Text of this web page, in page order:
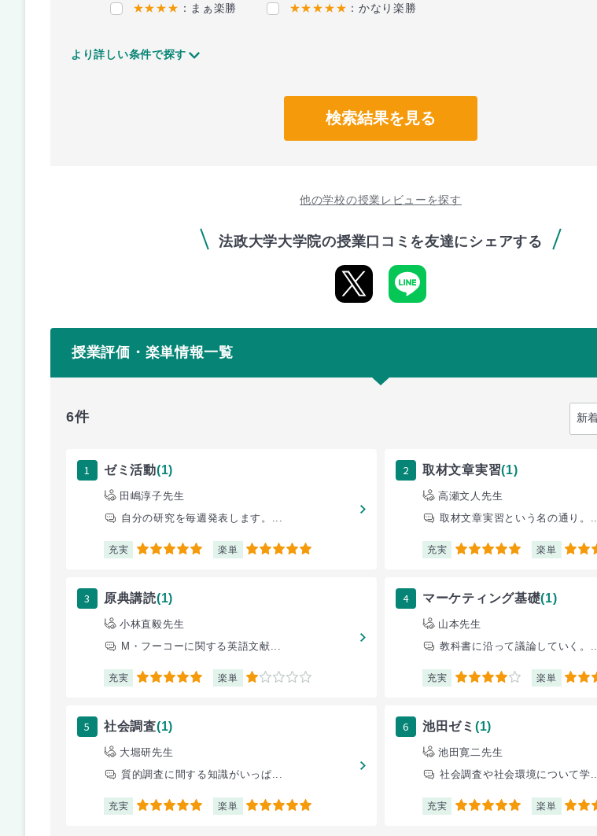
★★★★ ：まぁ楽勝 ★★★★★ ：かなり楽勝
より詳しい条件で探す
検索結果を見る
他の学校の授業レビューを探す
法政大学大学院の授業口コミを友達にシェアする
授業評価・楽単情報一覧
6件
1 ゼミ活動(1)
田嶋淳子先生
自分の研究を毎週発表します。...
充実 5 楽単 5
2 取材文章実習(1)
高瀬文人先生
取材文章実習という名の通り。...
充実 5 楽単 3
3 原典講読(1)
小林直毅先生
M・フーコーに関する英語文献...
充実 5 楽単 1
4 マーケティング基礎(1)
山本先生
教科書に沿って議論していく。...
充実 4 楽単 4
5 社会調査(1)
大堀研先生
質的調査に間する知識がいっぱ...
充実 5 楽単 5
6 池田ゼミ (1)
池田寛二先生
社会調査や社会環境について学...
充実 5 楽単 5